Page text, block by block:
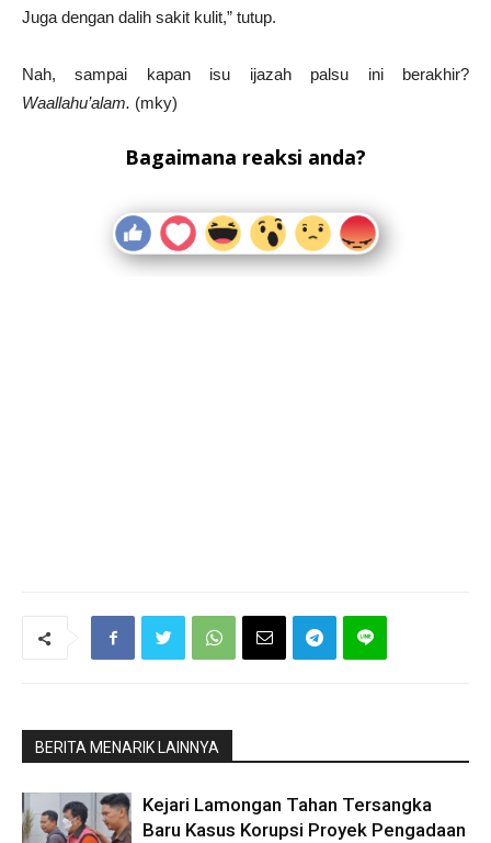
Juga dengan dalih sakit kulit,” tutup.
Nah, sampai kapan isu ijazah palsu ini berakhir?
Waallahu’alam. (mky)
Bagaimana reaksi anda?
BERITA MENARIK LAINNYA
Kejari Lamongan Tahan Tersangka
Baru Kasus Korupsi Proyek Pengadaan